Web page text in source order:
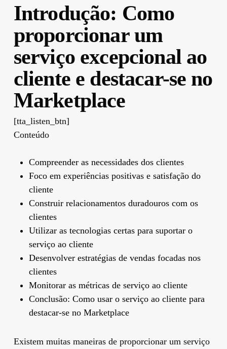
Introdução: Como
proporcionar um
serviço excepcional ao
cliente e destacar-se no
Marketplace
[tta_listen_btn]
Conteúdo
Compreender as necessidades dos clientes
Foco em experiências positivas e satisfação do
cliente
Construir relacionamentos duradouros com os
clientes
Utilizar as tecnologias certas para suportar o
serviço ao cliente
Desenvolver estratégias de vendas focadas nos
clientes
Monitorar as métricas de serviço ao cliente
Conclusão: Como usar o serviço ao cliente para
destacar-se no Marketplace
Existem muitas maneiras de proporcionar um serviço